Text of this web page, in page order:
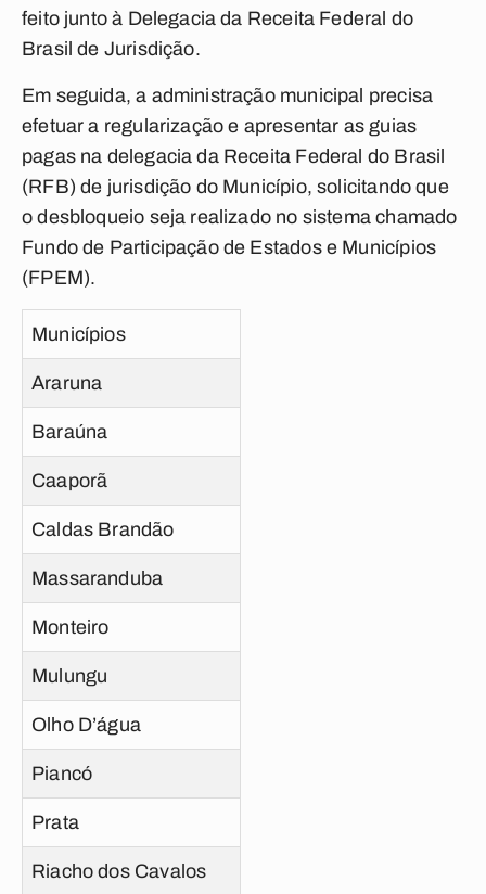
feito junto à Delegacia da Receita Federal do
Brasil de Jurisdição.
Em seguida, a administração municipal precisa
efetuar a regularização e apresentar as guias
pagas na delegacia da Receita Federal do Brasil
(RFB) de jurisdição do Município, solicitando que
o desbloqueio seja realizado no sistema chamado
Fundo de Participação de Estados e Municípios
(FPEM).
Municípios
Araruna
Baraúna
Caaporã
Caldas Brandão
Massaranduba
Monteiro
Mulungu
Olho D’água
Piancó
Prata
Riacho dos Cavalos